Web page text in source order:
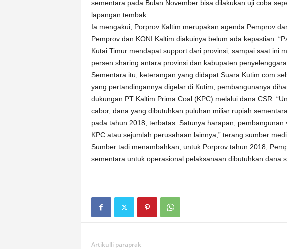
sementara pada Bulan November bisa dilakukan uji coba
lapangan tembak.
Ia mengakui, Porprov Kaltim merupakan agenda Pemprov
Pemprov dan KONI Kaltim diakuinya belum ada kepastian.
Kutai Timur mendapat support dari provinsi, sampai saat ini
persen sharing antara provinsi dan kabupaten
Sementara itu, keterangan yang didapat Suara Kutim.com
yang pertandingannya digelar di Kutim, pembangunanya
dukungan PT Kaltim Prima Coal (KPC) melalui dana CSR.
cabor, dana yang dibutuhkan puluhan miliar rupiah
pada tahun 2018, terbatas. Satunya harapan,
KPC atau sejumlah perusahaan lainnya,” terang sumber
Sumber tadi menambahkan, untuk Porprov tahun 2018,
sementara untuk operasional pelaksanaan dibutuhkan dana
Artikulli paraprak